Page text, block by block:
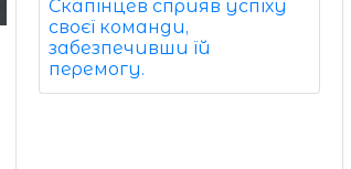
Скапінцев сприяв успіху
своєї команди,
забезпечивши їй
перемогу.